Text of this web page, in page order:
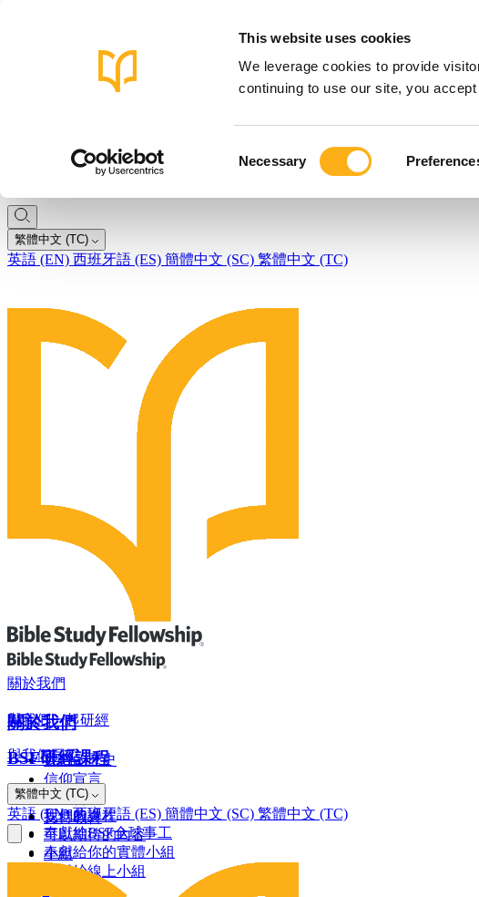
This website uses cookies
We leverage cookies to provide
continuing to use our site, you accept
Selection
Necessary
繁體中文 (TC)
英語 (EN) 西班牙語 (ES) 簡體中文 (SC) 繁體中文 (TC)
關於我們
關於我們
我們的歷史
信仰宣言
董事會
支持教會
與我們一起研經
BSF研經課程
羅馬書
我們的課程
可以期待的內容
小組
與我們同工
網上奉獻
奉獻給BSF全球事工
奉獻給你的實體小組
奉獻給線上小組
繁體中文 (TC)
英語 (EN)西班牙語 (ES) 簡體中文 (SC) 繁體中文 (TC)